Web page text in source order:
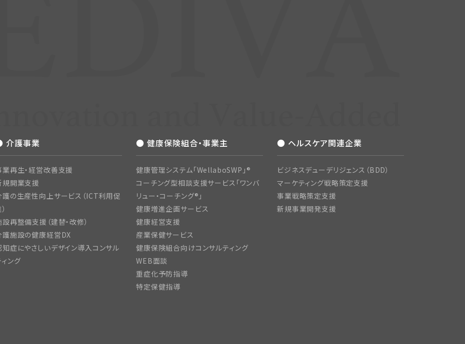
介護事業
業再生・経営改善支援
規開業支援
護の生産性向上サービス（ICT利用促
再整備支援（建替・改修）
護施設の健康経営DX
知症にやさしいデザイン導入コンサル
ング
● 健康保険組合・事業主
健康管理システム「WellaboSWP」®
コーチング型相談支援サービス「ワンバ
リュー・コーチング®」
健康増進企画サービス
健康経営支援
産業保健サービス
健康保険組合向けコンサルティング
WEB面談
重症化予防指導
特定保健指導
● ヘルスケア関連企業
ビジネスデューデリジェンス（BDD）
マーケティング戦略策定支援
事業戦略策定支援
新規事業開発支援